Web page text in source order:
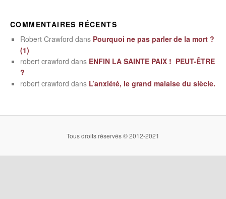
COMMENTAIRES RÉCENTS
Robert Crawford dans Pourquoi ne pas parler de la mort ?
(1)
robert crawford dans ENFIN LA SAINTE PAIX ! PEUT-ÊTRE
?
robert crawford dans L’anxiété, le grand malaise du siècle.
Tous droits réservés © 2012-2021